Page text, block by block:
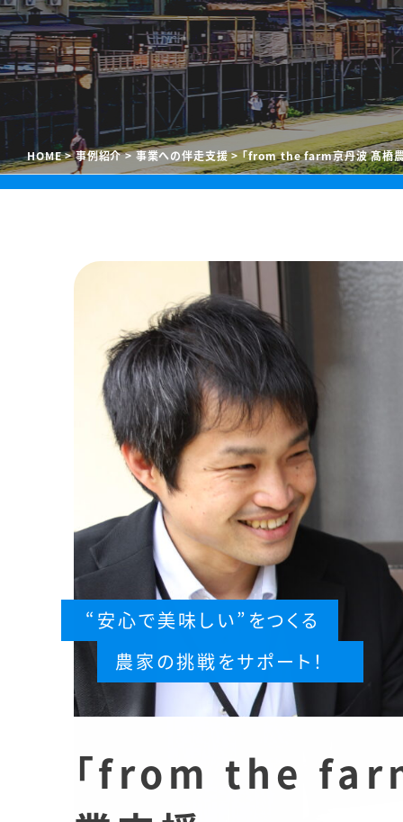
HOME 事例紹介 事業への伴走支援 「from the farm京丹波 髙橋農
“安心で美味しい”をつくる
農家の挑戦をサポート！
「from the